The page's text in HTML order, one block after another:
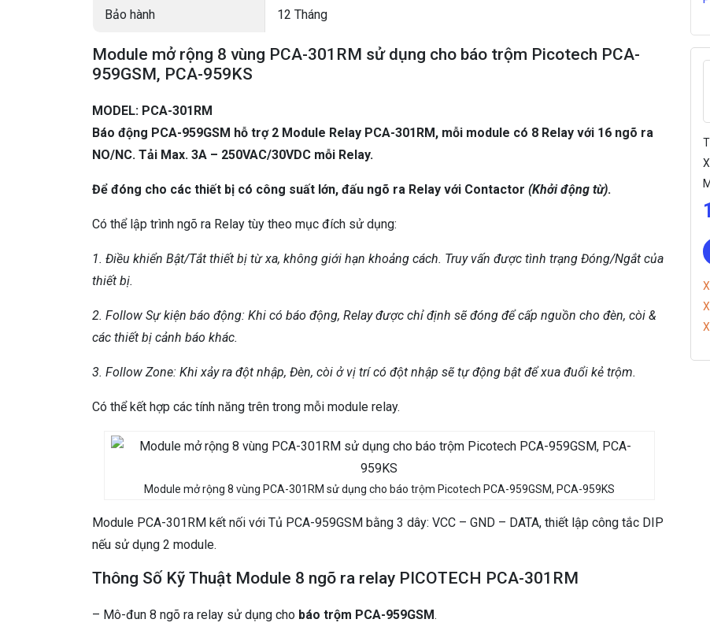
ử
d
c
b
o
r
i
t
c
P
C
-
5
S
,
Bảo hành 12 Tháng
Module mở rộng 8 vùng PCA-301RM sử dụng cho báo trộm Picotech PCA-
959GSM, PCA-959KS
MODEL: PCA-301RM
Báo động PCA-959GSM hỗ trợ 2 Module Relay PCA-301RM, mỗi module có 8 Relay với 16 ngõ ra
NO/NC. Tải Max. 3A – 250VAC/30VDC mỗi Relay.
Để đóng cho các thiết bị có công suất lớn, đấu ngõ ra Relay với Contactor (Khởi động từ).
Có thể lập trình ngõ ra Relay tùy theo mục đích sử dụng:
1. Điều khiển Bật/Tắt thiết bị từ xa, không giới hạn khoảng cách. Truy vấn được tình trạng Đóng/Ngắt của
thiết bị.
2. Follow Sự kiện báo động: Khi có báo động, Relay được chỉ định sẽ đóng để cấp nguồn cho đèn, còi &
các thiết bị cảnh báo khác.
3. Follow Zone: Khi xảy ra đột nhập, Đèn, còi ở vị trí có đột nhập sẽ tự động bật để xua đuổi kẻ trộm.
Có thể kết hợp các tính năng trên trong mỗi module relay.
Module mở rộng 8 vùng PCA-301RM sử dụng cho báo trộm Picotech PCA-959GSM, PCA-959KS
Module PCA-301RM kết nối với Tủ PCA-959GSM bằng 3 dây: VCC – GND – DATA, thiết lập công tắc DIP
nếu sử dụng 2 module.
Thông Số Kỹ Thuật Module 8 ngõ ra relay PICOTECH PCA-301RM
– Mô-đun 8 ngõ ra relay sử dụng cho báo trộm PCA-959GSM.